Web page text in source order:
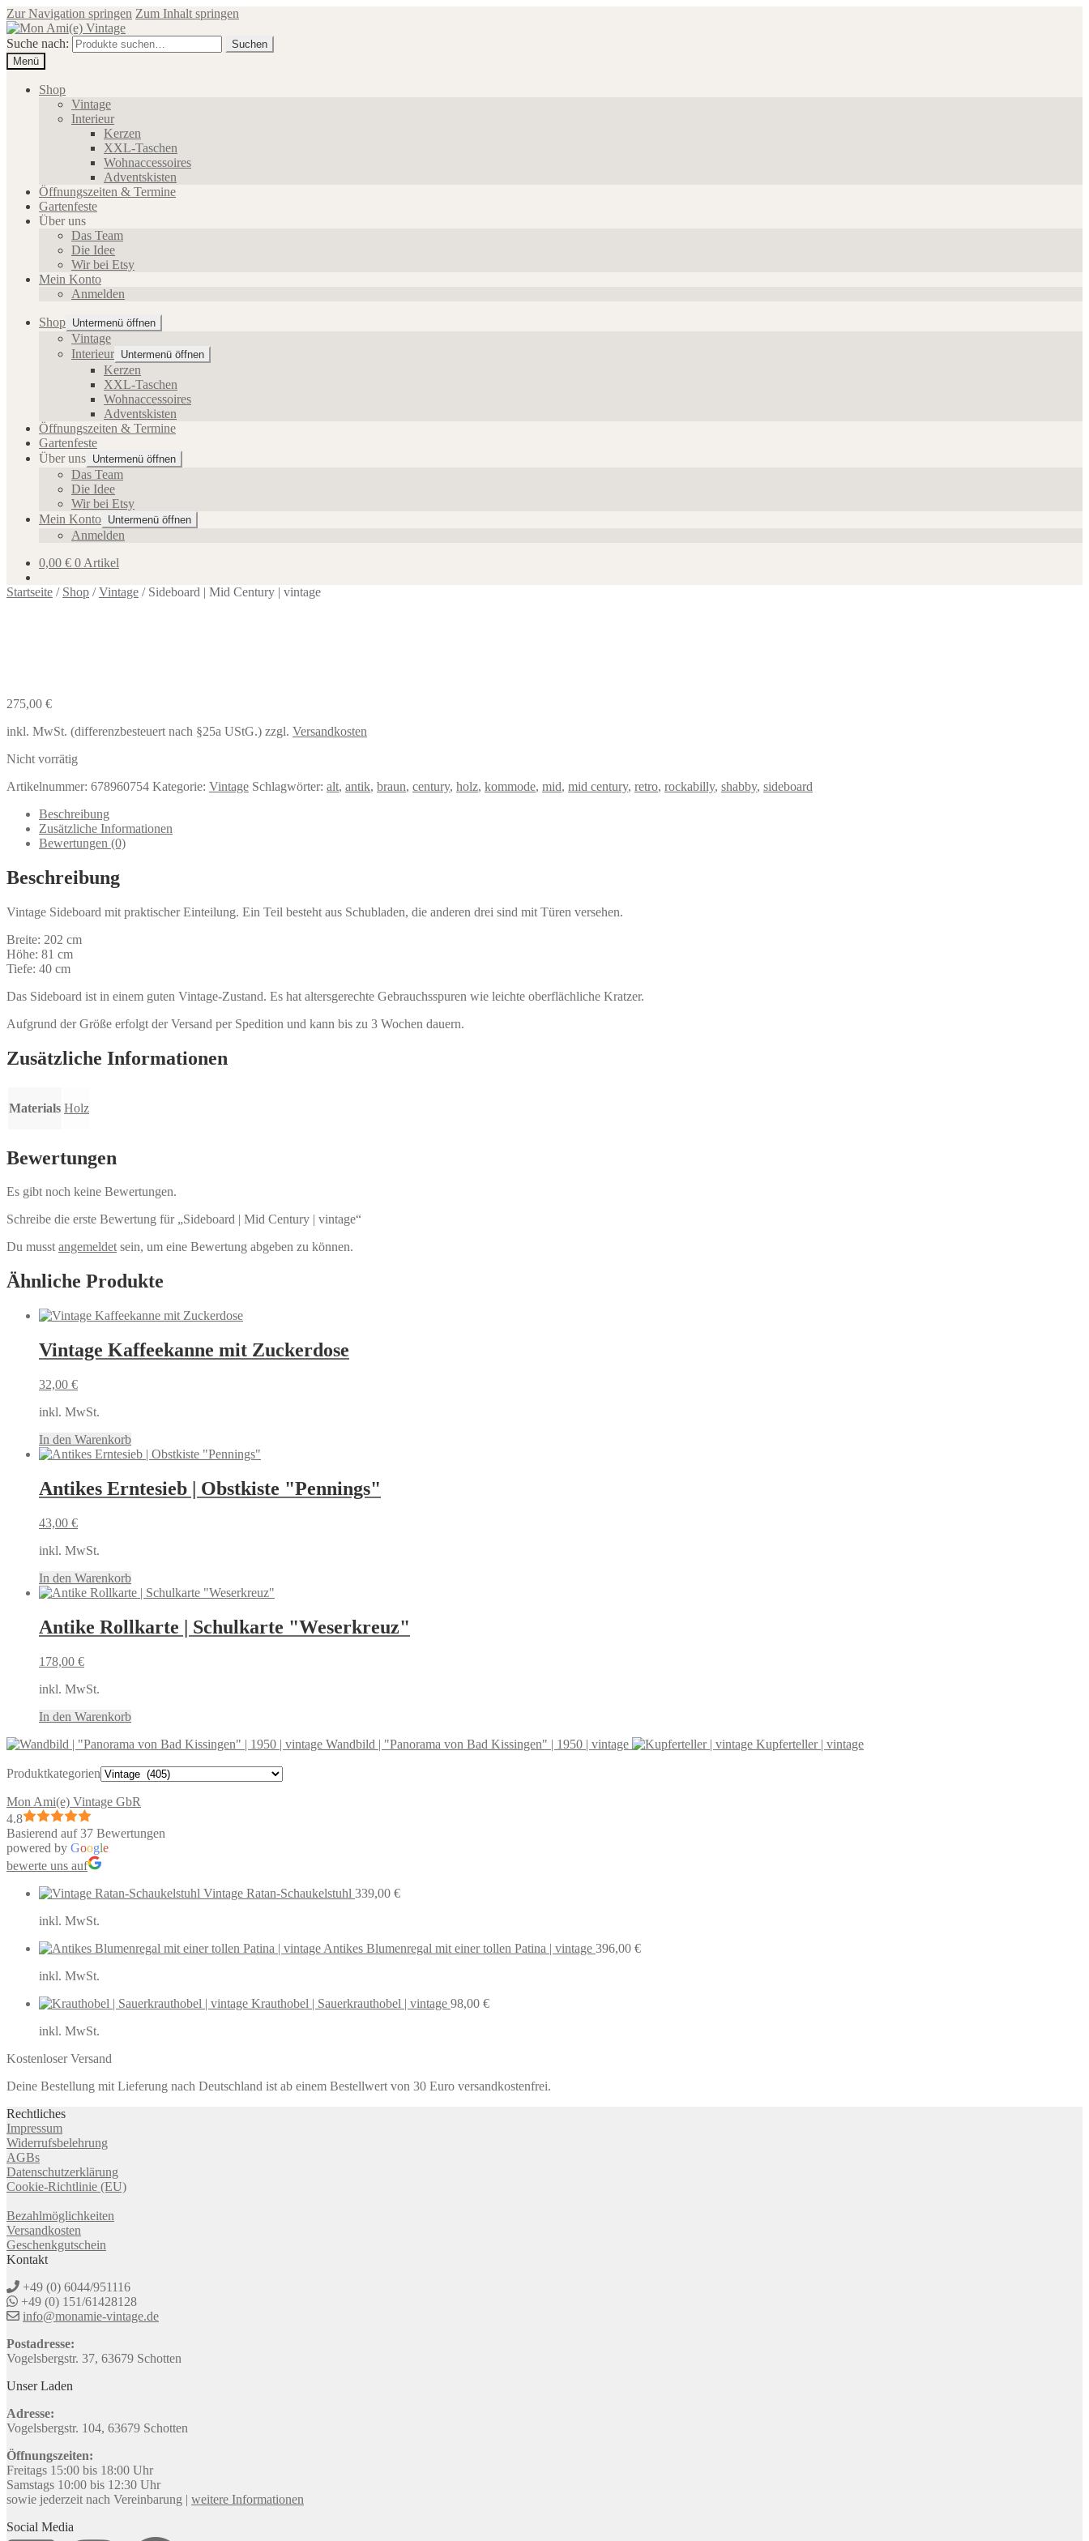
Zur Navigation springen Zum Inhalt springen
Suche nach:
Suchen
Menü
Shop
Vintage
Interieur
Kerzen
XXL-Taschen
Wohnaccessoires
Adventskisten
Öffnungszeiten & Termine
Gartenfeste
Über uns
Das Team
Die Idee
Wir bei Etsy
Mein Konto
Anmelden
Shop Untermenü öffnen
Vintage
Interieur Untermenü öffnen
Kerzen
XXL-Taschen
Wohnaccessoires
Adventskisten
Öffnungszeiten & Termine
Gartenfeste
Über uns Untermenü öffnen
Das Team
Die Idee
Wir bei Etsy
Mein Konto Untermenü öffnen
Anmelden
0,00 € 0 Artikel
Startseite / Shop /Vintage / Sideboard | Mid Century | vintage
275,00 €
inkl. MwSt. (differenzbesteuert nach §25a UStG.) zzgl. Versandkosten
Nicht vorrätig
Artikelnummer: 678960754 Kategorie: Vintage Schlagwörter: alt, antik, braun, century, holz, kommode, mid, mid century, retro, rockabilly, shabby, sideboard
Beschreibung
Zusätzliche Informationen
Bewertungen (0)
Beschreibung
Vintage Sideboard mit praktischer Einteilung. Ein Teil besteht aus Schubladen, die anderen drei sind mit Türen versehen.
Breite: 202 cm
Höhe: 81 cm
Tiefe: 40 cm
Das Sideboard ist in einem guten Vintage-Zustand. Es hat altersgerechte Gebrauchsspuren wie leichte oberflächliche Kratzer.
Aufgrund der Größe erfolgt der Versand per Spedition und kann bis zu 3 Wochen dauern.
Zusätzliche Informationen
Materials Holz
Bewertungen
Es gibt noch keine Bewertungen.
Schreibe die erste Bewertung für „Sideboard | Mid Century | vintage“
Du musstangemeldetsein, um eine Bewertung abgeben zu können.
Ähnliche Produkte
Vintage Kaffeekanne mit Zuckerdose
32,00 €
inkl. MwSt.
In den Warenkorb
Antikes Erntesieb | Obstkiste "Pennings"
43,00 €
inkl. MwSt.
In den Warenkorb
Antike Rollkarte | Schulkarte "Weserkreuz"
178,00 €
inkl. MwSt.
In den Warenkorb
Wandbild | "Panorama von Bad Kissingen" | 1950 | vintage
Kupferteller | vintage
Produktkategorien
Mon Ami(e) Vintage GbR
4.8
Basierend auf 37 Bewertungen
powered by Google
bewerte uns auf
Vintage Ratan-Schaukelstuhl 339,00 €
inkl. MwSt.
Antikes Blumenregal mit einer tollen Patina | vintage 396,00 €
inkl. MwSt.
Krauthobel | Sauerkrauthobel | vintage 98,00 €
inkl. MwSt.
Kostenloser Versand
Deine Bestellung mit Lieferung nach Deutschland ist ab einem Bestellwert von 30 Euro versandkostenfrei.
Rechtliches
Impressum
Widerrufsbelehrung
AGBs
Datenschutzerklärung
Cookie-Richtlinie (EU)
Bezahlmöglichkeiten
Versandkosten
Geschenkgutschein
Kontakt
+49 (0) 6044/951116
+49 (0) 151/61428128
info@monamie-vintage.de
Postadresse:
Vogelsbergstr. 37, 63679 Schotten
Unser Laden
Adresse:
Vogelsbergstr. 104, 63679 Schotten
Öffnungszeiten:
Freitags 15:00 bis 18:00 Uhr
Samstags 10:00 bis 12:30 Uhr
sowie jederzeit nach Vereinbarung | weitere Informationen
Social Media